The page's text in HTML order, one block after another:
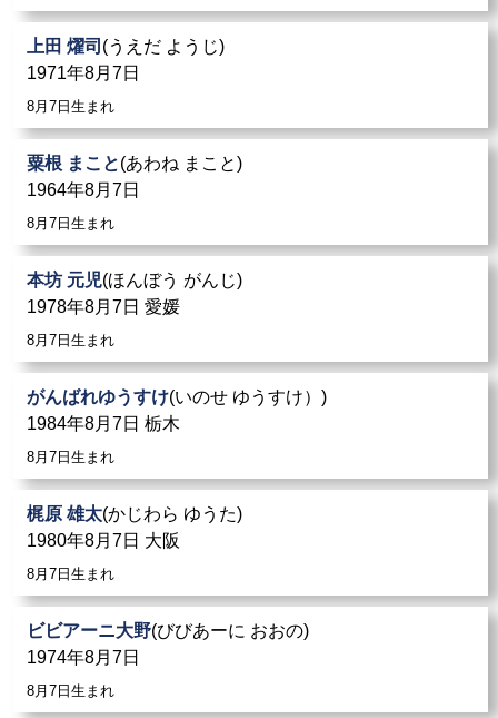
上田 燿司 (うえだ ようじ)
1971年8月7日
8月7日生まれ
粟根 まこと(あわね まこと)
1964年8月7日
8月7日生まれ
本坊 元児(ほんぼう がんじ)
1978年8月7日 愛媛
8月7日生まれ
がんばれゆうすけ(いのせ ゆうすけ）)
1984年8月7日 栃木
8月7日生まれ
梶原 雄太(かじわら ゆうた)
1980年8月7日 大阪
8月7日生まれ
ビビアーニ大野(びびあーに おおの)
1974年8月7日
8月7日生まれ